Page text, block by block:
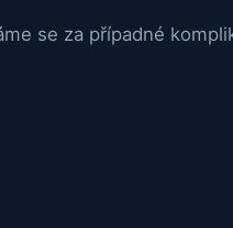
se za případné